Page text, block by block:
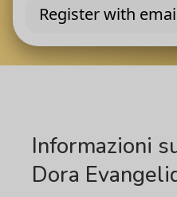
Informazioni
Dora